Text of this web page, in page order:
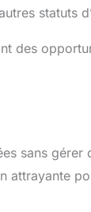
statuts
des
sans gérer
attrayante